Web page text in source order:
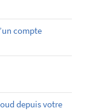
compte
depuis votre